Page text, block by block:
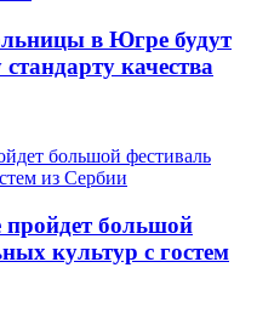
в Югре будут
качества
большой
культур с гостем